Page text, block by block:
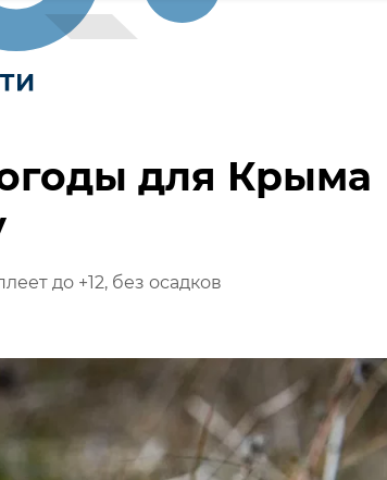
для Крыма
до +12, без осадков